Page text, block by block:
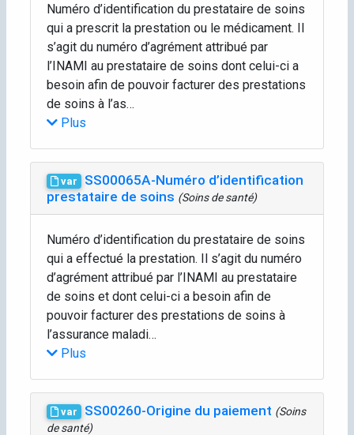
Numéro d’identification du prestataire de soins
qui a prescrit la prestation ou le médicament. Il
s’agit du numéro d’agrément attribué par
l’INAMI au prestataire de soins dont celui-ci a
besoin afin de pouvoir facturer des prestations
de soins à l’as…
Plus
var
SS00065A-Numéro d’identification
prestataire de soins (Soins de santé)
Numéro d’identification du prestataire de soins
qui a effectué la prestation. Il s’agit du numéro
d’agrément attribué par l’INAMI au prestataire
de soins et dont celui-ci a besoin afin de
pouvoir facturer des prestations de soins à
l’assurance maladi…
Plus
var SS00260-Origine du paiement (Soins
de santé)